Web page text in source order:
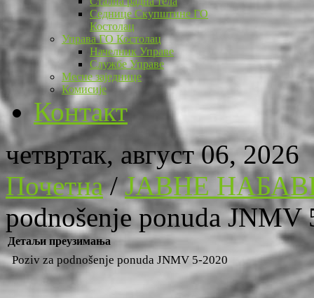
Седнице Скупштине ГО
Костолац
Управа ГО Костолац
Начелник Управе
Службе Управе
Месне заједнице
Комисије
Контакт
четвртак, август 06, 2026
Почетна/ЈАВНЕ
podnošenje ponuda JNMV
Детаљи преузимања
Poziv za podnošenje ponuda JNMV 5-2020